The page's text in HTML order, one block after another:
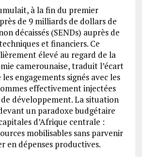
à la fin du premier
de 9 milliards de dollars de
décaissés (SENDs) auprès de
et financiers. Ce
élevé au regard de la
camerounaise, traduit l’écart
engagements signés avec les
effectivement injectées
développement. La situation
un paradoxe budgétaire
d’Afrique centrale :
mobilisables sans parvenir
en dépenses productives.